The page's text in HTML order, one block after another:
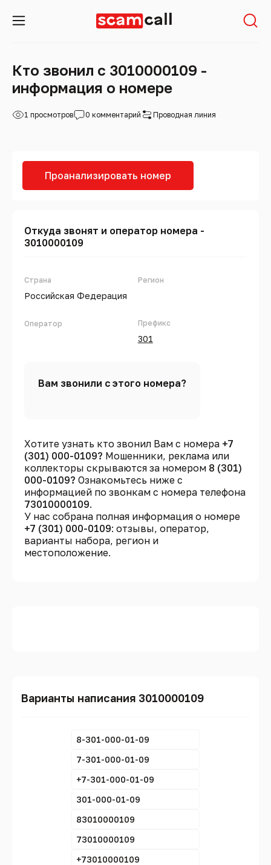
Кто звонил с 3010000109 -
информация о номере
1 просмотров 0 комментарий Проводная линия
Проанализировать номер
Откуда звонят и оператор номера -
3010000109
Страна
Российская Федерация
Оператор
Регион
Префикс
301
Вам звонили с этого номера?
Хотите узнать кто звонил Вам с номера +7
(301) 000-0109? Мошенники, реклама или
коллекторы скрываются за номером 8 (301)
000-0109? Ознакомьтесь ниже с
информацией по звонкам с номера телефона
73010000109.
У нас собрана полная информация о номере
+7 (301) 000-0109: отзывы, оператор,
варианты набора, регион и
местоположение.
Варианты написания 3010000109
8-301-000-01-09
7-301-000-01-09
+7-301-000-01-09
301-000-01-09
83010000109
73010000109
+73010000109